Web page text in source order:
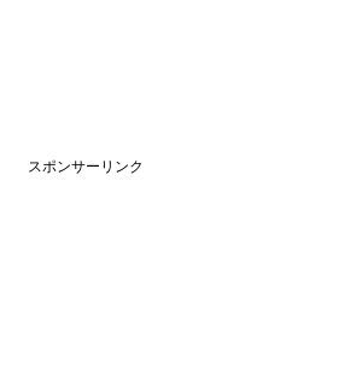
スポンサーリンク